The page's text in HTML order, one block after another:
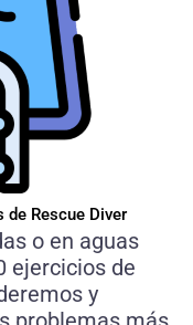
Rescue Diver
o en aguas
ejercicios de
y